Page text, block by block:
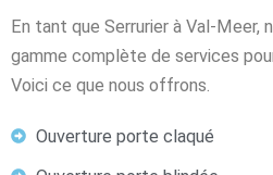
En tant que Serrurier à Val-Meer,
gamme complète de services
Voici ce que nous offrons.
Ouverture porte claqué